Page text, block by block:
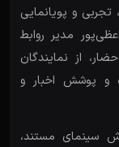
و پویانمایی
مدیر روابط
از نمایندگان
و پوشش اخبار و
سینمای مستند،